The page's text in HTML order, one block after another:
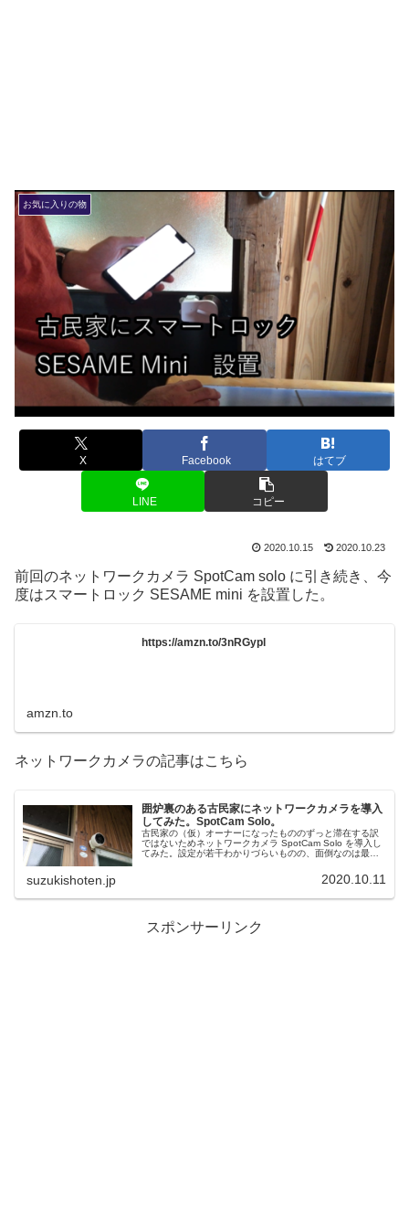
お気に入りの物
X Facebook はてブ
LINE コピー
2020.10.15 2020.10.23
前回のネットワークカメラ SpotCam solo に引き続き、今
度はスマートロック SESAME mini を設置した。
https://amzn.to/3nRGypl
amzn.to
ネットワークカメラの記事はこちら
囲炉裏のある古民家にネットワークカメラを導入
してみた。SpotCam Solo。
古民家の（仮）オーナーになったもののずっと滞在する訳
ではないためネットワークカメラ SpotCam Solo を導入し
てみた。設定が若干わかりづらいものの、面倒なのは最初
suzukishoten.jp 2020.10.11
スポンサーリンク